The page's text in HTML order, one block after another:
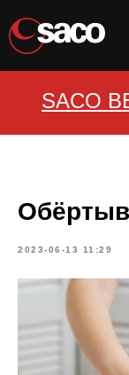
SACO
2023-06-13 11:29